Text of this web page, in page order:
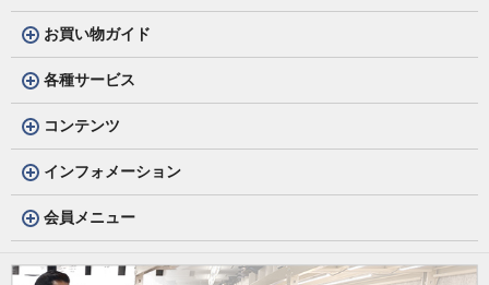
お買い物ガイド
各種サービス
コンテンツ
インフォメーション
会員メニュー